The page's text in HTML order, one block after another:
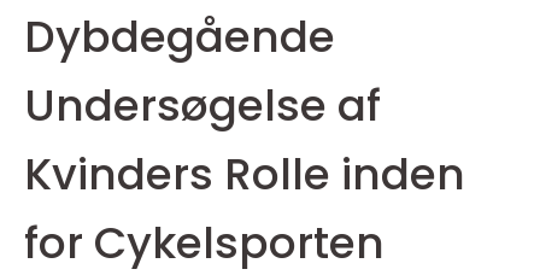
Dybdegående
Undersøgelse af
Kvinders Rolle inden
for Cykelsporten